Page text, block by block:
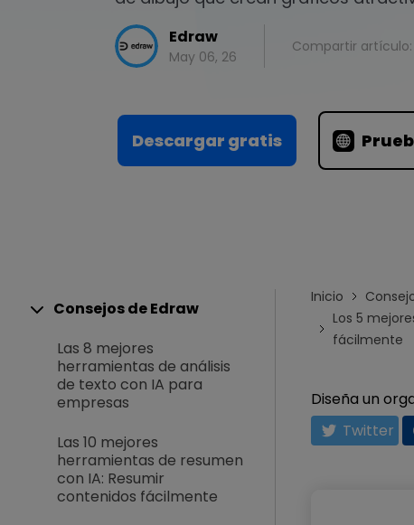
Centro de conocimientos
Para EdrawMax >
Edraw
May 06, 26
Compartir artículo:
Descargar gratis
Consejos de Edraw
Las 8 mejores
herramientas de análisis
de texto con IA para
empresas
Las 10 mejores
herramientas de resumen
con IA: Resumir
contenidos fácilmente
Inicio
Los 5
fácilmente
Diseña un
Twitter